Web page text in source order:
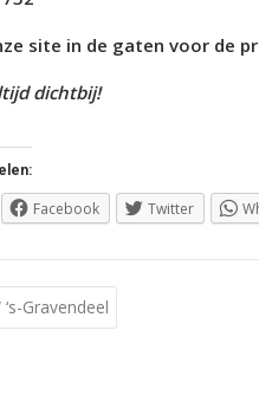
site in de gaten voor de
dichtbij!
Facebook Twitter
‘s-Gravendeel